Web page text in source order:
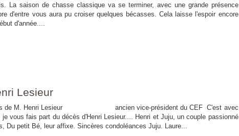
La saison de chasse classique va se terminer, avec une grande présence
d'entre vous aura pu croiser quelques bécasses. Cela laisse l'espoir encore
d'année....
Lesieur
Lesieur ancien vice-président du CEF C'est avec
je vous fais part du décès d'Henri Lesieur.... Henri et Juju, un couple passionné
Du petit Bé, leur affixe. Sincères condoléances Juju. Laure...